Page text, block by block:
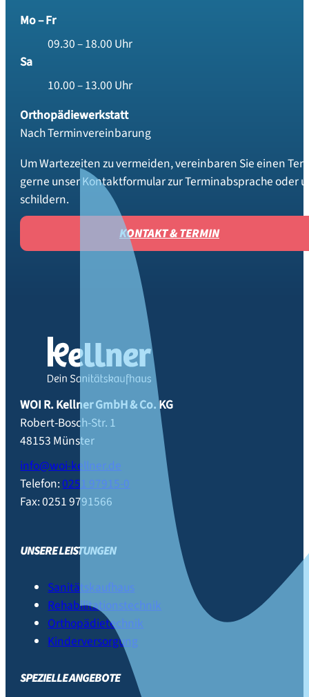
Mo – Fr
09.30 – 18.00 Uhr
Sa
10.00 – 13.00 Uhr
Orthopädiewerkstatt
Nach Terminvereinbarung
Um Wartezeiten zu vermeiden, vereinbaren Sie einen
gerne unser Kontaktformular zur Terminabsprache oder
schildern.
KONTAKT & TERMIN
WOI R. Kellner GmbH & Co. KG
Robert-Bosch-Str. 1
48153 Münster
info@woi-kellner.de
Telefon:0251 97915-0
Fax:0251 9791566
UNSERE LEISTUNGEN
Sanitätskaufhaus
Rehabilitationstechnik
Orthopädietechnik
Kinderversorgung
SPEZIELLE ANGEBOTE